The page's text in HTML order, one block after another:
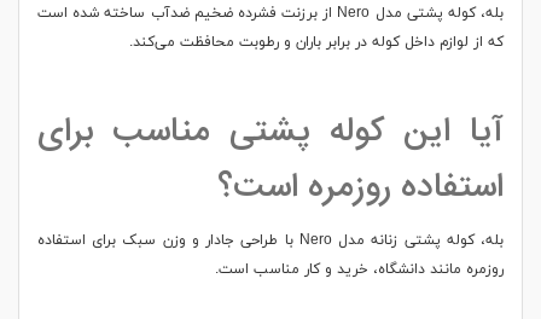
بله، کوله پشتی مدل Nero از برزنت فشرده ضخیم ضدآب ساخته شده است
که از لوازم داخل کوله در برابر باران و رطوبت محافظت می‌کند.
آیا این کوله پشتی مناسب برای
استفاده روزمره است؟
بله، کوله پشتی زنانه مدل Nero با طراحی جادار و وزن سبک برای استفاده
روزمره مانند دانشگاه، خرید و کار مناسب است.